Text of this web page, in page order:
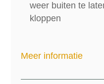
weer buiten te
kloppen
Meer informatie